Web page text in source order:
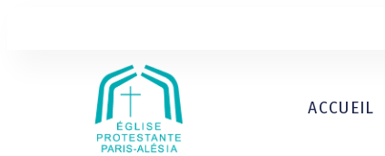
ACCUEIL